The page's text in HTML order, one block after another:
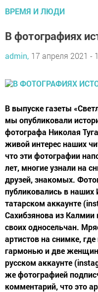
ВРЕМЯ И ЛЮДИ
В фотографиях
admin, 17 апреля 2021 -
В выпуске газеты
мы опубликовали
фотографа Николая
живой интерес наших
что эти фотографии
лет, многие узнали на
друзей, знакомых.
публиковались в
татарском аккаунте
Сахибзянова из Калмии
своих односельчан.
артистов на снимке,
гармонью и две
русском аккаунте
же фотографией
комментарий, что это